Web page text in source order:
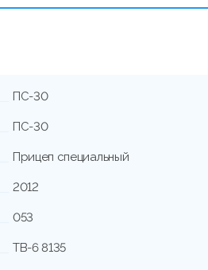
ПС-30
ПС-30
Прицеп специальный
2012
053
ТВ-6 8135